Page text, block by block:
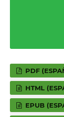
PDF
HTML
EPUB